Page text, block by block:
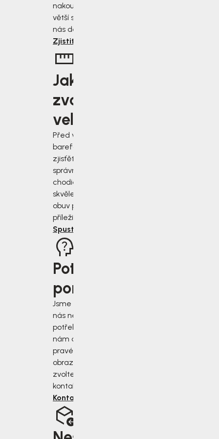
nakoupíte, tím
větší slevu od
nás dostanete.
Zjistit více
Jakou
zvolit
velikost?
Před výběrem
barefoot bot
zjisťěte jak
správně změřit
chodidla a vybrat
skvěle padnoucí
obuv pro každou
příležitost.
Spustit rádce
Potřebujete
poradit?
Jsme tu pro vás, když
nás nejvíce
potřebujete. Napište
nám do chatu v
pravém dolním rohu
obrazovky, nebo
zvolte jiný druh
kontaktu.
Kontaktujte nás